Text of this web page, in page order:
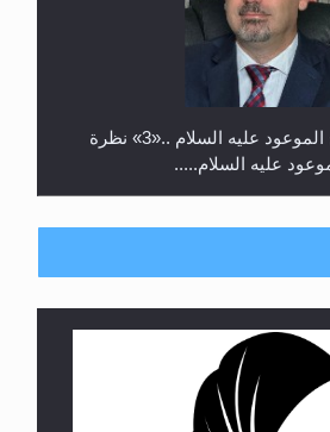
رأيٌ في لغة المسيح الموعود عليه السلام ..«3» نظرة
عليه السلام.....